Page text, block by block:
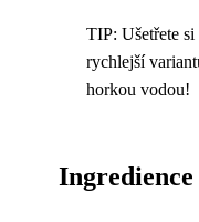
TIP: Ušetřete
rychlejší
horkou vodou!
Ingredience